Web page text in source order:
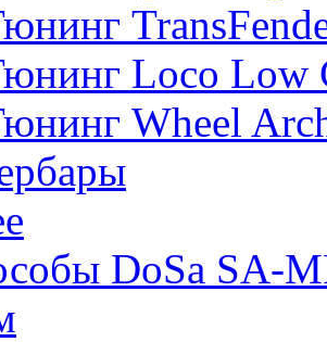
Loco Low
Wheel
DoSа SA-